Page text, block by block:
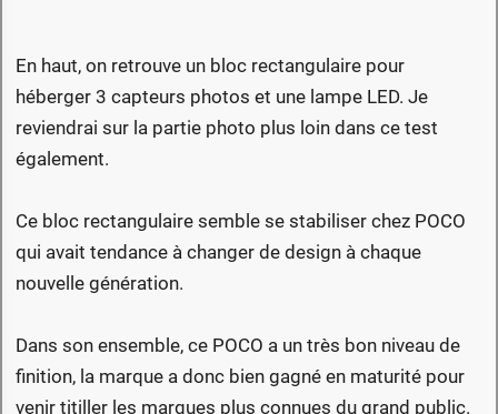
En haut, on retrouve un bloc rectangulaire pour
héberger 3 capteurs photos et une lampe LED. Je
reviendrai sur la partie photo plus loin dans ce test
également.
Ce bloc rectangulaire semble se stabiliser chez POCO
qui avait tendance à changer de design à chaque
nouvelle génération.
Dans son ensemble, ce POCO a un très bon niveau de
finition, la marque a donc bien gagné en maturité pour
venir titiller les marques plus connues du grand public.